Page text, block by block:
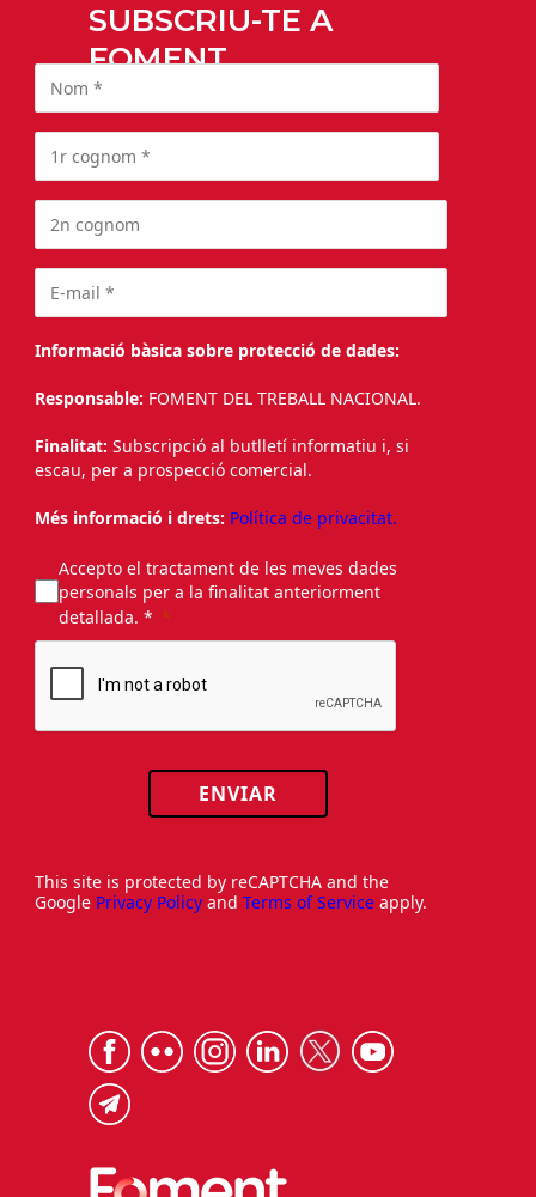
SUBSCRIU-TE A
FOMENT
Informació bàsica sobre protecció de dades:
Responsable: FOMENT DEL TREBALL NACIONAL.
Finalitat: Subscripció al butlletí informatiu i, si
escau, per a prospecció comercial.
Més informació i drets: Política de privacitat.
Accepto el tractament de les meves dades
personals per a la finalitat anteriorment
detallada. *
ENVIAR
This site is protected by reCAPTCHA and the
Google Privacy Policy and Terms of Service apply.